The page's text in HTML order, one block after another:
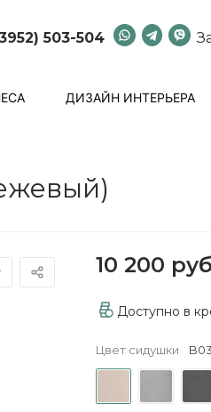
503-504
ДИЗАЙН ИНТЕРЬЕРА
10 200
Доступно в
Цвет сидушки